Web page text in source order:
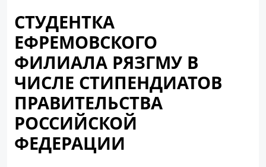
СТУДЕНТКА
ЕФРЕМОВСКОГО
ФИЛИАЛА РЯЗГМУ В
ЧИСЛЕ СТИПЕНДИАТОВ
ПРАВИТЕЛЬСТВА
РОССИЙСКОЙ
ФЕДЕРАЦИИ